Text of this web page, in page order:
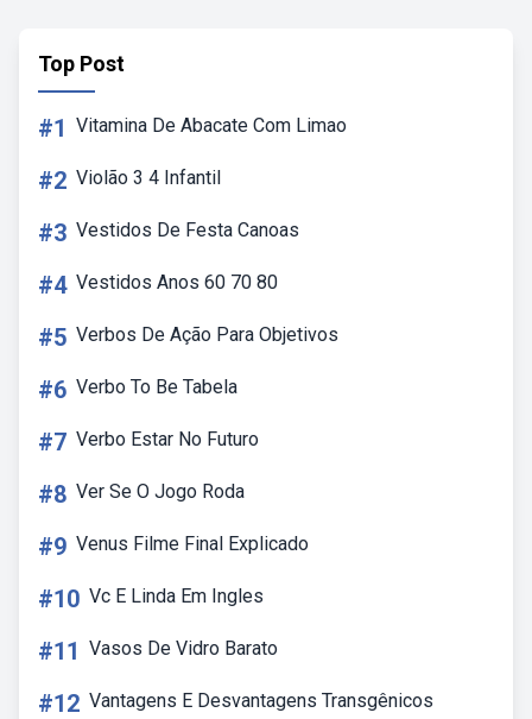
Top Post
#1 Vitamina De Abacate Com Limao
#2 Violão 3 4 Infantil
#3 Vestidos De Festa Canoas
#4 Vestidos Anos 60 70 80
#5 Verbos De Ação Para Objetivos
#6 Verbo To Be Tabela
#7 Verbo Estar No Futuro
#8 Ver Se O Jogo Roda
#9 Venus Filme Final Explicado
#10 Vc E Linda Em Ingles
#11 Vasos De Vidro Barato
#12 Vantagens E Desvantagens Transgênicos